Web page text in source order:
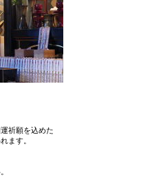
祈願を込めた
ます。